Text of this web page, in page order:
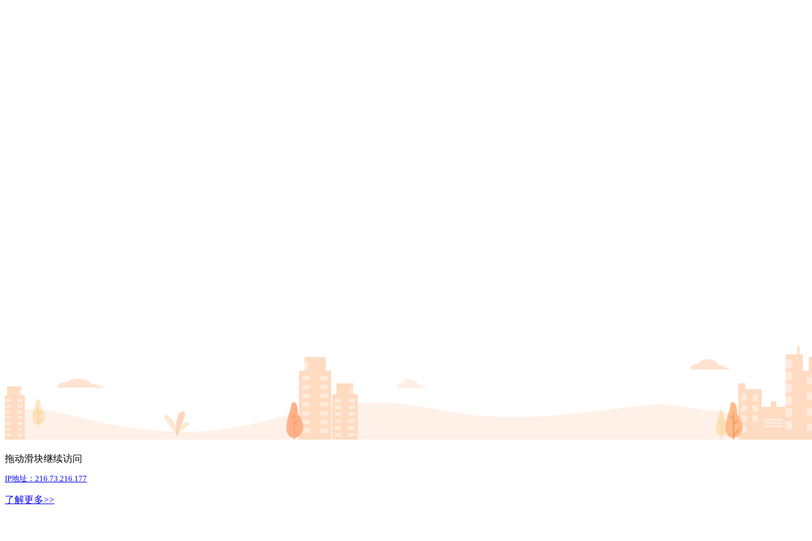
拖动滑块继续访问
IP地址：216.73.216.177
了解更多>>